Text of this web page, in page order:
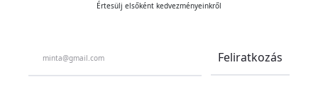
Értesülj elsőként kedvezményeinkről